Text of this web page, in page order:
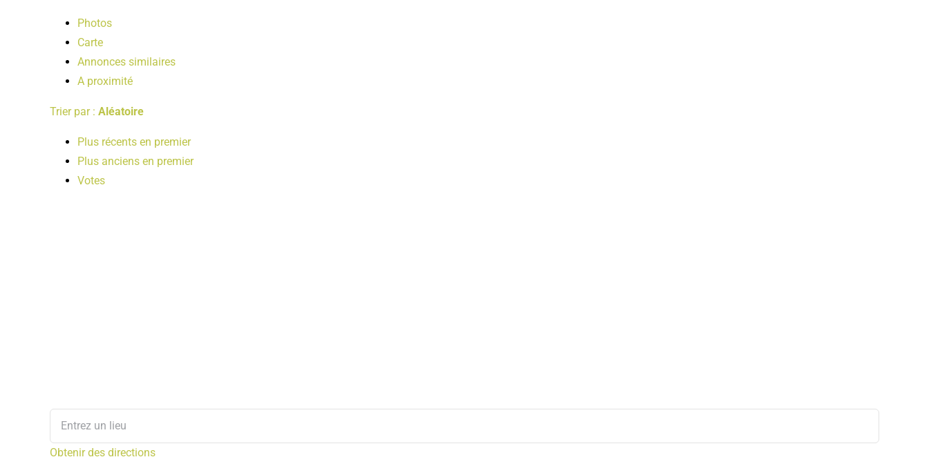
Photos
Carte
Annonces similaires
A proximité
Trier par : Aléatoire
Plus récents en premier
Plus anciens en premier
Votes
Obtenir des directions